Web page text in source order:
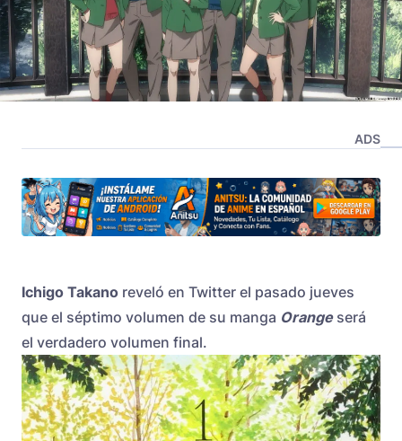
ADS
Ichigo Takano reveló en Twitter el pasado jueves
que el séptimo volumen de su manga Orangeserá
el verdadero volumen final.